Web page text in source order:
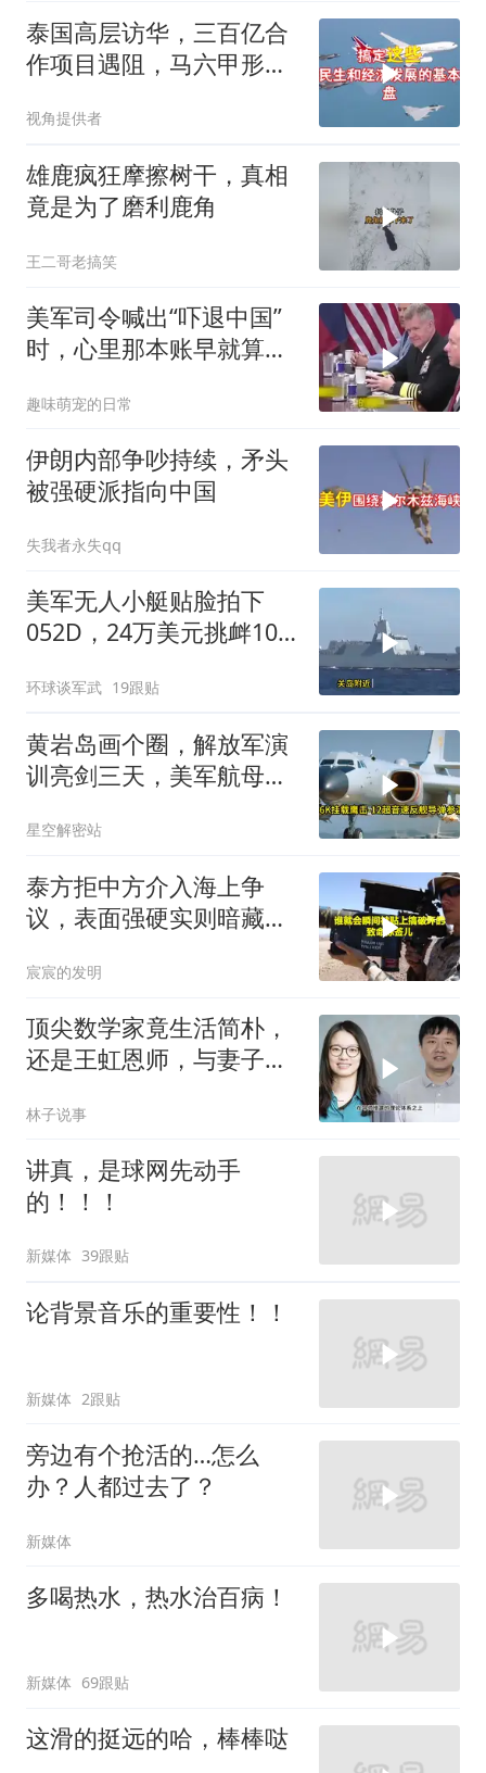
泰国高层访华，三百亿合
作项目遇阻，马六甲形势
视角提供者
雄鹿疯狂摩擦树干，真相
竟是为了磨利鹿角
王二哥老搞笑
美军司令喊出“吓退中国”
时，心里那本账早就算清
趣味萌宠的日常
伊朗内部争吵持续，矛头
被强硬派指向中国
失我者永失qq
美军无人小艇贴脸拍下
052D，24万美元挑衅10
战法？
环球谈军武 19跟贴
黄岩岛画个圈，解放军演
训亮剑三天，美军航母从
星空解密站
泰方拒中方介入海上争
议，表面强硬实则暗藏玄
宸宸的发明
顶尖数学家竟生活简朴，
还是王虹恩师，与妻子合
林子说事
讲真，是球网先动手
的！！！
新媒体 39跟贴
论背景音乐的重要性！！
新媒体 2跟贴
旁边有个抢活的…怎么
办？人都过去了？
新媒体
多喝热水，热水治百病！
新媒体 69跟贴
这滑的挺远的哈，棒棒哒